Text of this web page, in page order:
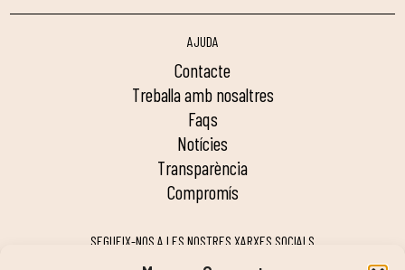
AJUDA
contacte
treballa amb nosaltres
faqs
notícies
transparència
compromís
SEGUEIX-NOS A LES NOSTRES XARXES SOCIALS